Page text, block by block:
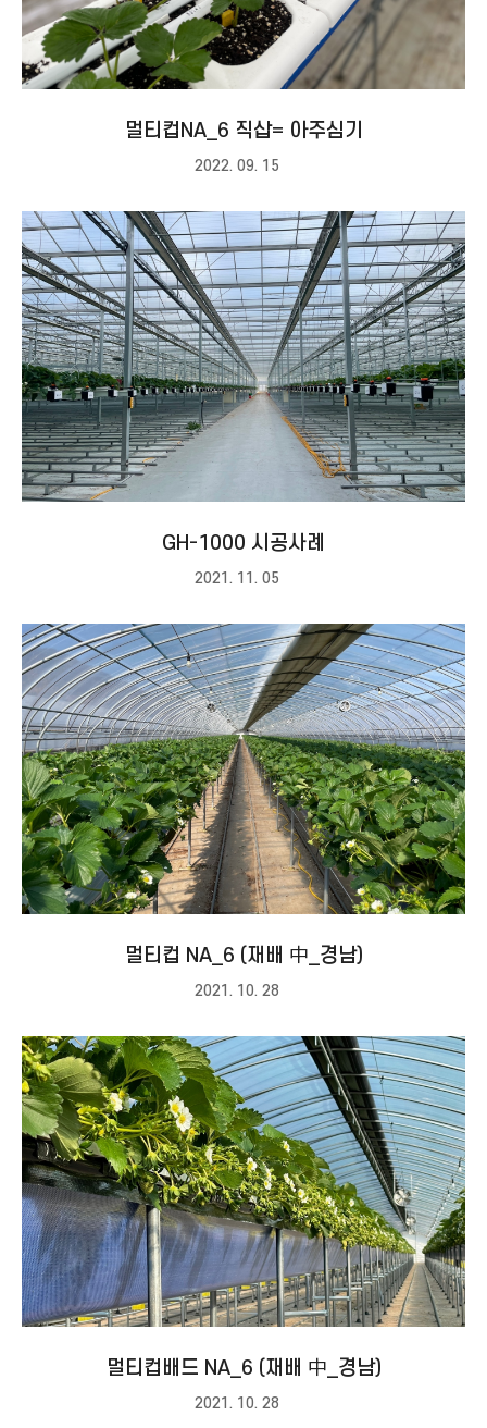
멀티컵NA_6 직삽= 아주심기
2022. 09. 15
GH-1000 시공사례
2021. 11. 05
멀티컵 NA_6 (재배 中_경남)
2021. 10. 28
멀티컵배드 NA_6 (재배 中_경남)
2021. 10. 28